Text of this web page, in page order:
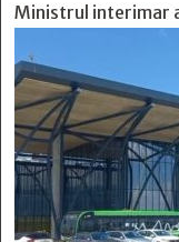
Ministrul interimar